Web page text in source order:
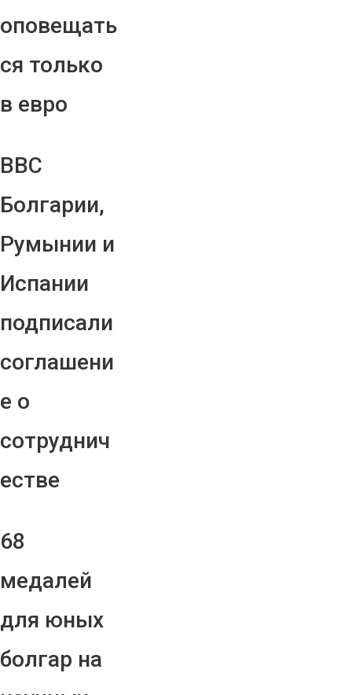
оповещать
ся только
в евро
ВВС
Болгарии,
Румынии и
Испании
подписали
соглашени
е о
сотруднич
естве
68
медалей
для юных
болгар на